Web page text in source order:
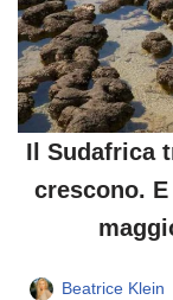
Il Sudafrica
crescono.
Beatrice Klein